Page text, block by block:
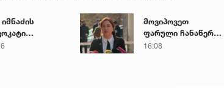
იმნაძის
მოვიპოვეთ
ფარული ჩანაწერი
ნია იმნაძესა და
16:08